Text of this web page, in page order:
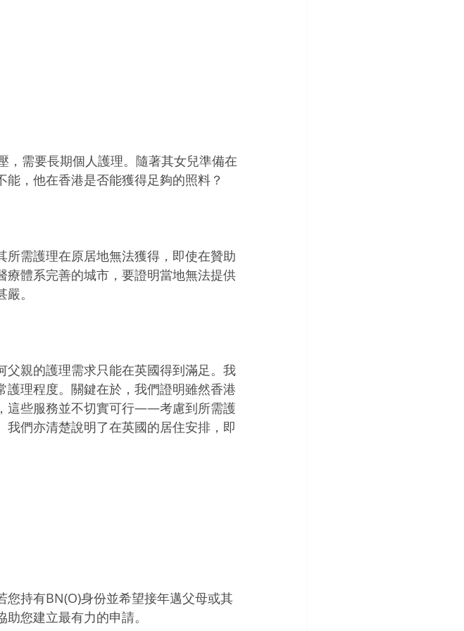
，需要長期個人護理。隨著其女兒準備在
，他在香港是否能獲得足夠的照料？
需護理在原居地無法獲得，即使在贊助
體系完善的城市，要證明當地無法提供
。
親的護理需求只能在英國得到滿足。我
理程度。關鍵在於，我們證明雖然香港
這些服務並不切實可行——考慮到所需護
們亦清楚說明了在英國的居住安排，即
持有BN(O)身份並希望接年邁父母或其
您建立最有力的申請。